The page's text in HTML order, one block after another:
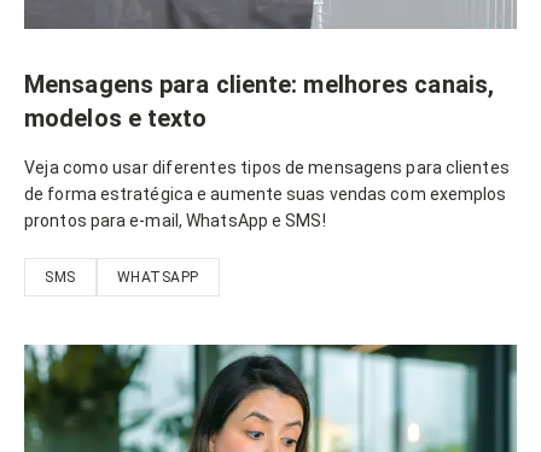
Mensagens para cliente: melhores canais,
modelos e texto
Veja como usar diferentes tipos de mensagens para clientes
de forma estratégica e aumente suas vendas com exemplos
prontos para e-mail, WhatsApp e SMS!
SMS WHATSAPP